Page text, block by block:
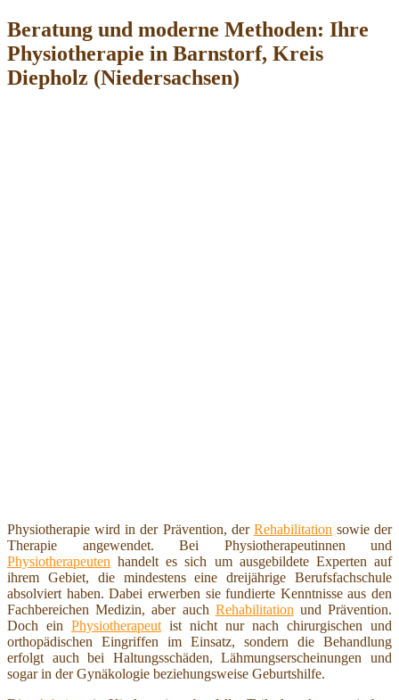
Beratung und moderne Methoden: Ihre
Physiotherapie in Barnstorf, Kreis
Diepholz (Niedersachsen)
Physiotherapie wird in der Prävention, der Rehabilitation sowie der
Therapie angewendet. Bei Physiotherapeutinnen und
Physiotherapeuten handelt es sich um ausgebildete Experten auf
ihrem Gebiet, die mindestens eine dreijährige Berufsfachschule
absolviert haben. Dabei erwerben sie fundierte Kenntnisse aus den
Fachbereichen Medizin, aber auch Rehabilitation und Prävention.
Doch ein Physiotherapeut ist nicht nur nach chirurgischen und
orthopädischen Eingriffen im Einsatz, sondern die Behandlung
erfolgt auch bei Haltungsschäden, Lähmungserscheinungen und
sogar in der Gynäkologie beziehungsweise Geburtshilfe.